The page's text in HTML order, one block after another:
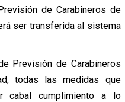
de Carabineros de
ser transferida al sistema
Previsión de Carabineros
todas las medidas que
cabal cumplimiento a lo